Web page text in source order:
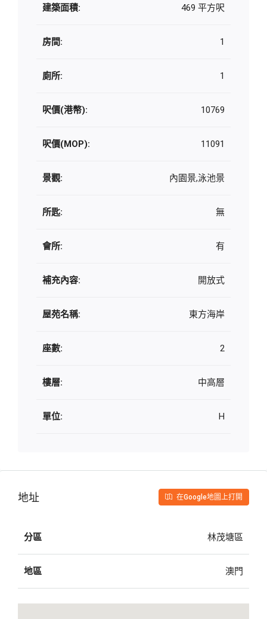
建築面積: 469 平方呎
房間: 1
廁所: 1
呎價(港幣): 10769
呎價(MOP): 11091
景觀: 內園景,泳池景
所匙: 無
會所: 有
補充內容: 開放式
屋苑名稱: 東方海岸
座數: 2
樓層: 中高層
單位: H
地址 在Google地圖上打開
分區 林茂塘區
地區 澳門